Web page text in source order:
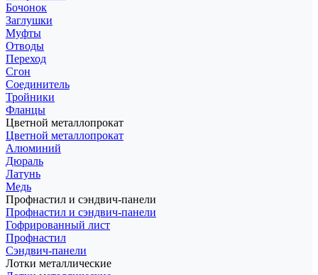
Бочонок
Заглушки
Муфты
Отводы
Переход
Сгон
Соединитель
Тройники
Фланцы
Цветной металлопрокат
Цветной металлопрокат
Алюминий
Дюраль
Латунь
Медь
Профнастил и сэндвич-панели
Профнастил и сэндвич-панели
Гофрированный лист
Профнастил
Сэндвич-панели
Лотки металлические